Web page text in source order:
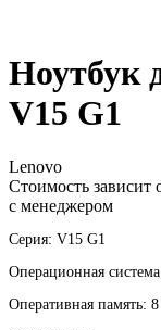
Ноутбук
V15 G1
Lenovo
Стоимость зависит
с менеджером
Серия: V15 G1
Операционная
Оперативная память: